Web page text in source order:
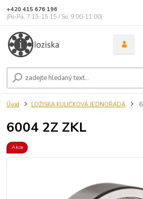
+420 415 676 196
(Po-Pá, 7:15-15:15 / So, 9:00-11:00)
Úvod LOŽISKA KULIČKOVÁ JEDNOŘADÁ
6004 2Z ZKL
Akce